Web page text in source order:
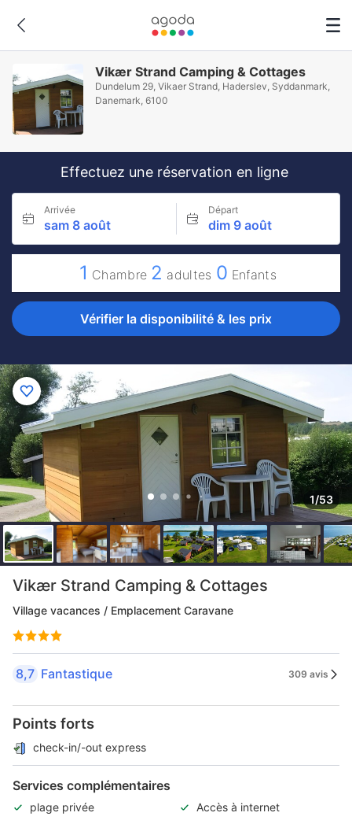
Vikær Strand Camping & Cottages
Dundelum 29, Vikaer Strand, Haderslev, Syddanmark,
Danemark, 6100
Effectuez une réservation en ligne
Arrivée
sam 8 août
Départ
dim 9 août
1 Chambre 2 adultes 0 Enfants
Vérifier la disponibilité & les prix
1/53
Vikær Strand Camping & Cottages
Village vacances / Emplacement Caravane
8,7 Fantastique 309 avis
Points forts
check-in/-out express
Services complémentaires
plage privée
Accès à internet